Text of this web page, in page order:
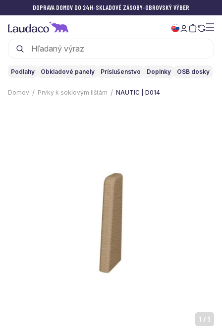
DOPRAVA DOMOV DO 24H•SKLADOVÉ ZÁSOBY•OBROVSKÝ VÝBER
Podlahy Obkladové panely Príslušenstvo Doplnky OSB dosky
Domov Prvky k soklovým lištám NAUTIC | D014
1 / 1